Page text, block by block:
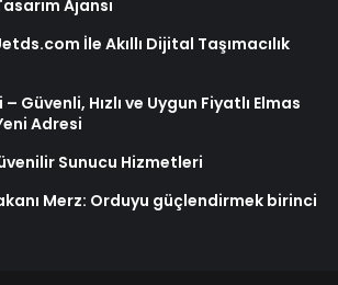
Ajansı
İle Akıllı Dijital Taşımacılık
Güvenli, Hızlı ve Uygun Fiyatlı Elmas
Adresi
Sunucu Hizmetleri
Merz: Orduyu güçlendirmek birinci